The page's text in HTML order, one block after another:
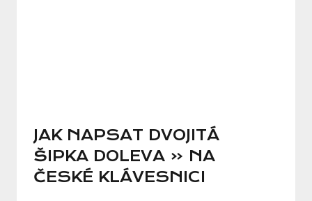
JAK NAPSAT DVOJITÁ
ŠIPKA DOLEVA « NA
ČESKÉ KLÁVESNICI